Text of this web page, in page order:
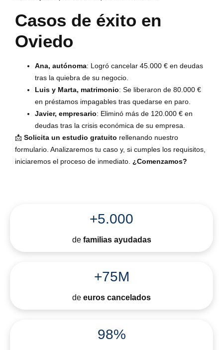
Casos de éxito en
Oviedo
Ana, autónoma: Logró cancelar 45.000 € en deudas
tras la quiebra de su negocio.
Luis y Marta, matrimonio: Se liberaron de 80.000 €
en préstamos impagables tras quedarse en paro.
Javier, empresario: Eliminó más de 120.000 € en
deudas tras la crisis económica de su empresa.
📩 Solicita un estudio gratuito rellenando nuestro
formulario. Analizaremos tu caso y, si cumples los requisitos,
iniciaremos el proceso de inmediato. ¿Comenzamos?
+5.000
de familias ayudadas
+75M
de euros cancelados
98%